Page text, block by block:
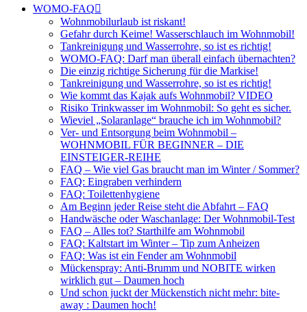
WOMO-FAQ
Wohnmobilurlaub ist riskant!
Gefahr durch Keime! Wasserschlauch im Wohnmobil!
Tankreinigung und Wasserrohre, so ist es richtig!
WOMO-FAQ: Darf man überall einfach übernachten?
Die einzig richtige Sicherung für die Markise!
Tankreinigung und Wasserrohre, so ist es richtig!
Wie kommt das Kajak aufs Wohnmobil? VIDEO
Risiko Trinkwasser im Wohnmobil: So geht es sicher.
Wieviel „Solaranlage“ brauche ich im Wohnmobil?
Ver- und Entsorgung beim Wohnmobil –
WOHNMOBIL FÜR BEGINNER – DIE
EINSTEIGER-REIHE
FAQ – Wie viel Gas braucht man im Winter / Sommer?
FAQ: Eingraben verhindern
FAQ: Toilettenhygiene
Am Beginn jeder Reise steht die Abfahrt – FAQ
Handwäsche oder Waschanlage: Der Wohnmobil-Test
FAQ – Alles tot? Starthilfe am Wohnmobil
FAQ: Kaltstart im Winter – Tip zum Anheizen
FAQ: Was ist ein Fender am Wohnmobil
Mückenspray: Anti-Brumm und NOBITE wirken
wirklich gut – Daumen hoch
Und schon juckt der Mückenstich nicht mehr: bite-
away : Daumen hoch!